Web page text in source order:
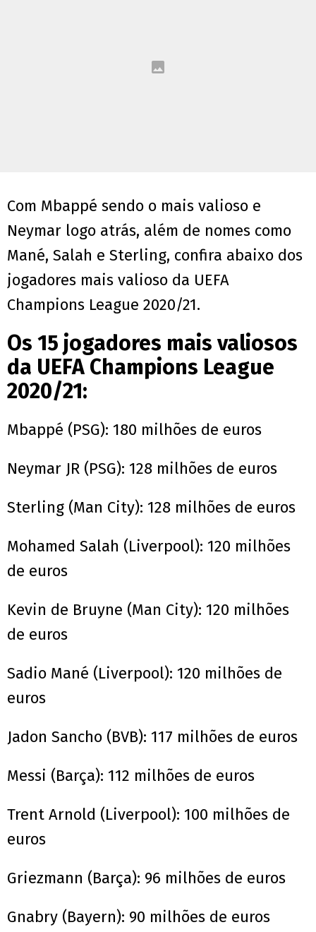
Com Mbappé sendo o mais valioso e
Neymar logo atrás, além de nomes como
Mané, Salah e Sterling, confira abaixo dos
jogadores mais valioso da UEFA
Champions League 2020/21.
Os 15 jogadores mais valiosos
da UEFA Champions League
2020/21:
Mbappé (PSG): 180 milhões de euros
Neymar JR (PSG): 128 milhões de euros
Sterling (Man City): 128 milhões de euros
Mohamed Salah (Liverpool): 120 milhões
de euros
Kevin de Bruyne (Man City): 120 milhões
de euros
Sadio Mané (Liverpool): 120 milhões de
euros
Jadon Sancho (BVB): 117 milhões de euros
Messi (Barça): 112 milhões de euros
Trent Arnold (Liverpool): 100 milhões de
euros
Griezmann (Barça): 96 milhões de euros
Gnabry (Bayern): 90 milhões de euros